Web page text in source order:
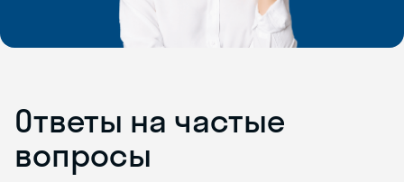
Ответы на частые
вопросы